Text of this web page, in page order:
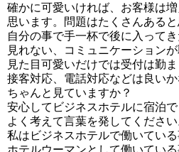
確かに可愛いければ、お客様は増
思います。問題はたくさんある
自分の事で手一杯で後に入って
見れない、コミュニケーションが
見た目可愛いだけでは受付は勤ま
接客対応、電話対応などは良い
ちゃんと見ていますか？
安心してビジネスホテルに宿泊で
よく考えて言葉を発してください
私はビジネスホテルで働いてい
ホテルウーマンとして働いてい